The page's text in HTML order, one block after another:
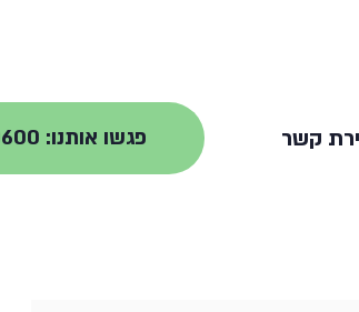
קשר פגשו אותנו: 03-5560600